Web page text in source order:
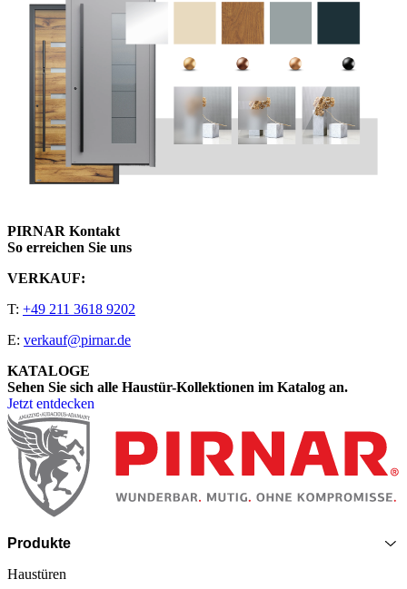
PIRNAR Kontakt
So erreichen Sie uns
VERKAUF:
T: +49 211 3618 9202
E: verkauf@pirnar.de
KATALOGE
Sehen Sie sich alle Haustür-Kollektionen im Katalog an.
Jetzt entdecken
Seitenfooter
Produkte
Haustüren